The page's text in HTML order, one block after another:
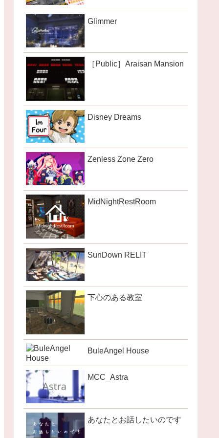
Glimmer
［Public］Araisan Mansion
Disney Dreams
Zenless Zone Zero
MidNightRestRoom
SunDown RELIT
下心のある教室
BuleAngel House
MCC_Astra
あなたとお話したいのです